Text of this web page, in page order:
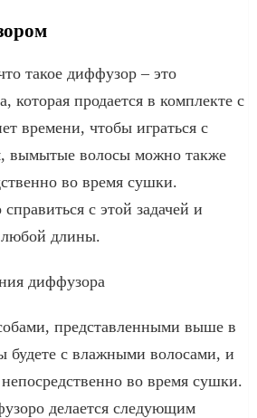
такое диффузор – это
которая продается в комплекте с
времени, чтобы играться с
вымытые волосы можно также
во время сушки.
с этой задачей и
любой длины.
диффузора
представленными выше в
будете с влажными волосами, и
непосредственно во время сушки.
делается следующим